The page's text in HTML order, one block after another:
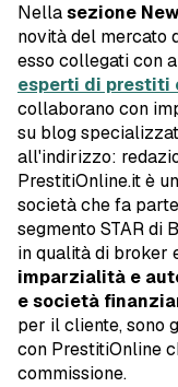
Nellasezione
novità del mercato
esso collegati con
esperti di prestiti
collaborano con
su blog
all'indirizzo:
PrestitiOnline.it è
società che fa
segmento STAR di
in qualità di broker
imparzialità e
e società
per il cliente, sono
con PrestitiOnline
commissione.